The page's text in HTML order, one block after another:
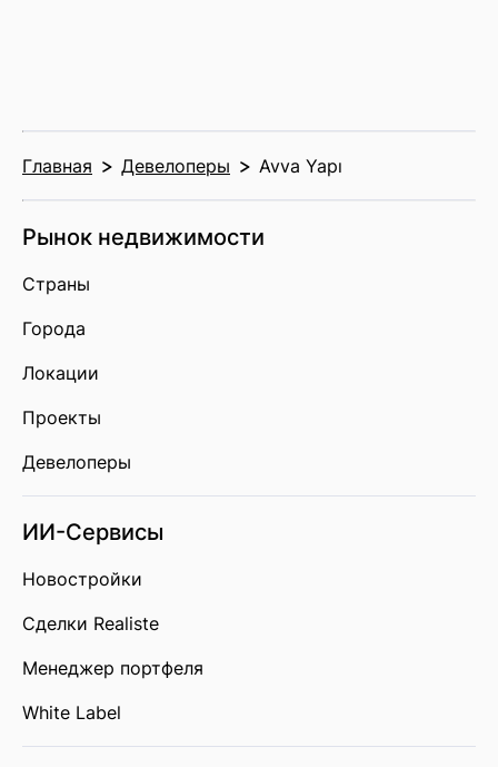
Главная Девелоперы Avva Yapı
Рынок недвижимости
Страны
Города
Локации
Проекты
Девелоперы
ИИ-Сервисы
Новостройки
Сделки Realiste
Менеджер портфеля
White Label